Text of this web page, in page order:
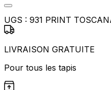
UGS : 931 PRINT
LIVRAISON GRATUITE
Pour tous les tapis